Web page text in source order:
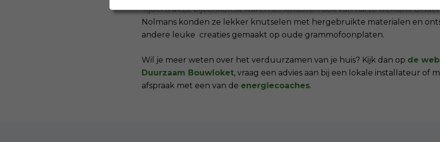
Tijdens deze bijeenkomst waren de kinderen ook van harte welkom.
Nolmans konden ze lekker knutselen met hergebruikte materialen en
andere leuke creaties gemaakt op oude grammofoonplaten.
Wil je meer weten over het verduurzamen van je huis? Kijk dan op de
Duurzaam Bouwloket, vraag een advies aan bij een lokale installateur of
afspraak met een van de energiecoaches.